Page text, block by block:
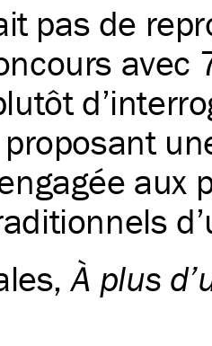
pas de
avec
aux
,À plus